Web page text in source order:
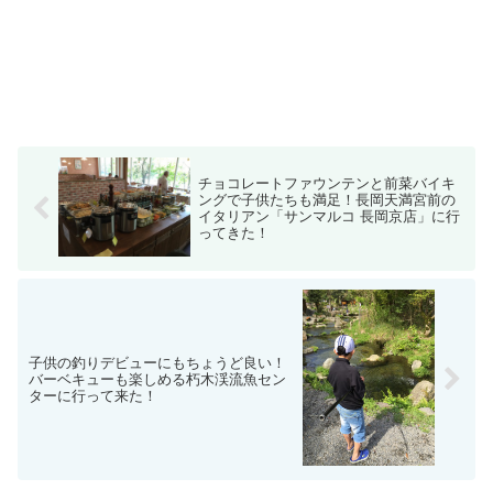
チョコレートファウンテンと前菜バイキ
ングで子供たちも満足！長岡天満宮前の
イタリアン「サンマルコ 長岡京店」に行
ってきた！
子供の釣りデビューにもちょうど良い！
バーベキューも楽しめる朽木渓流魚セン
ターに行って来た！